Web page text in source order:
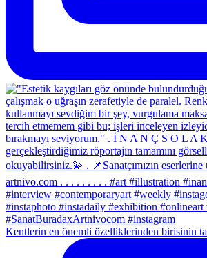
Kentlerin en önemli özelliklerinden birisinin ta